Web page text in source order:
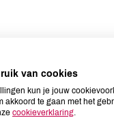
niet aanwezig
niet
aanwezig
van cookies
kun je jouw
akkoord te gaan met het
cookieverklaring